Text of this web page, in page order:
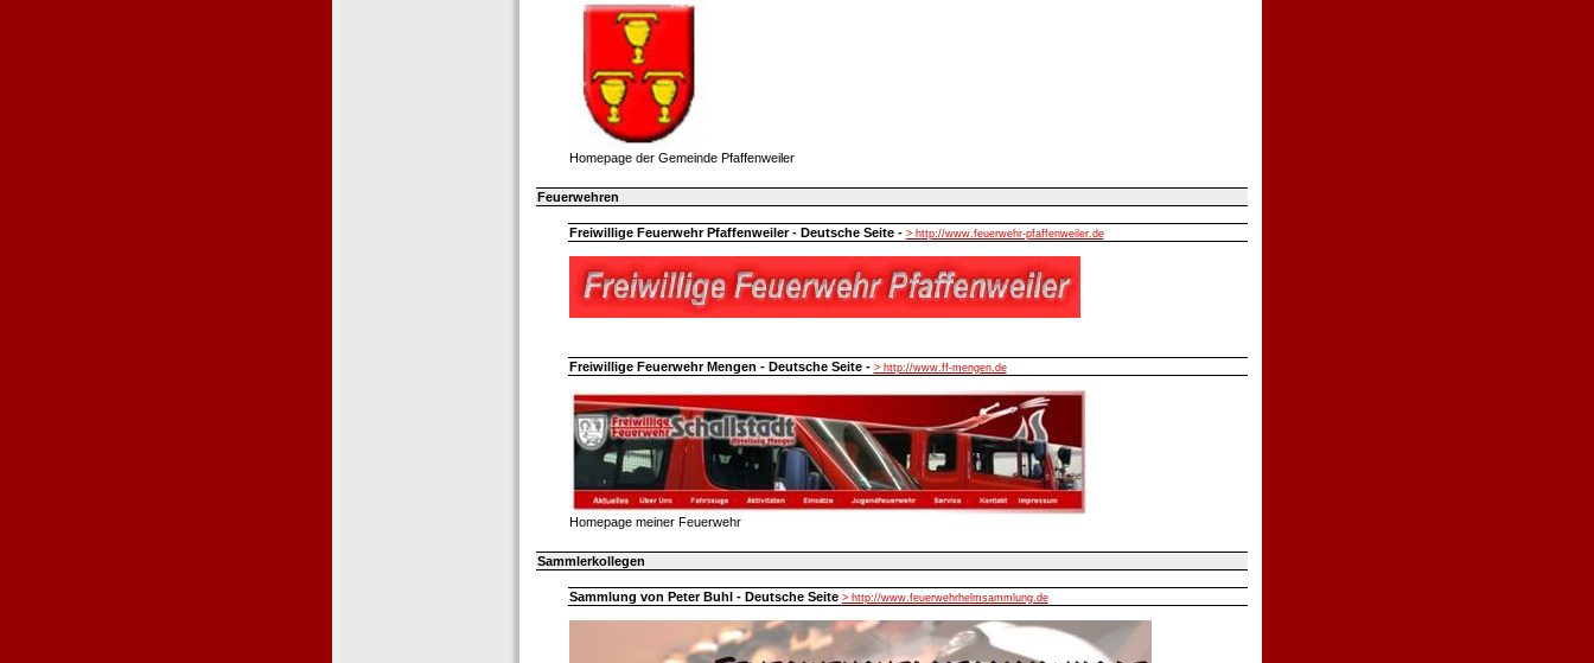
Homepage der Gemeinde Pfaffenweiler
Feuerwehren
Freiwillige Feuerwehr Pfaffenweiler - Deutsche Seite - > http://www.feuerwehr-pfaffenweiler.de
Freiwillige Feuerwehr Mengen - Deutsche Seite - > http://www.ff-mengen.de
Homepage meiner Feuerwehr
Sammlerkollegen
Sammlung von Peter Buhl - Deutsche Seite > http://www.feuerwehrhelmsammlung.de